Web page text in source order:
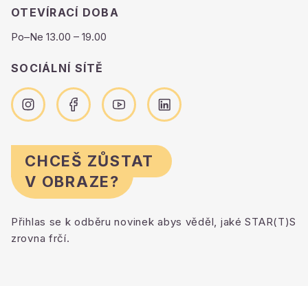
OTEVÍRACÍ DOBA
Po–Ne 13.00 – 19.00
SOCIÁLNÍ SÍTĚ
CHCEŠ ZŮSTAT
V OBRAZE?
Přihlas se k odběru novinek abys věděl, jaké STAR(T)S
zrovna frčí.